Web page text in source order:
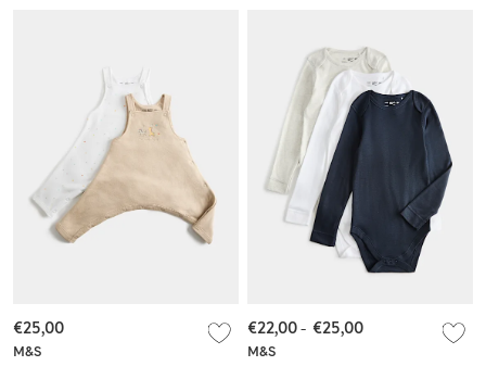
M&S
€25,00
M&S
€22,00- €25,00